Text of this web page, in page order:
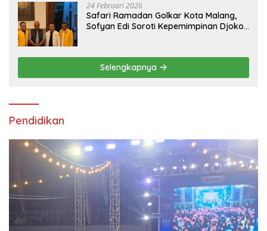
24 Februari 2026
Safari Ramadan Golkar Kota Malang,
Sofyan Edi Soroti Kepemimpinan Djoko
Selengkapnya
Pendidikan